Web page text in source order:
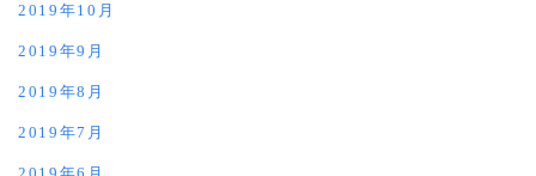
2019年10月
2019年9月
2019年8月
2019年7月